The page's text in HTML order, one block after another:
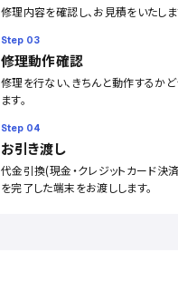
修理内容を確認し、お見積をいたしま
Step 03
修理動作確認
修理を行ない、きちんと動作するか
ます。
Step 04
お引き渡し
代金引換(現金・クレジットカード決
を完了した端末をお渡しします。